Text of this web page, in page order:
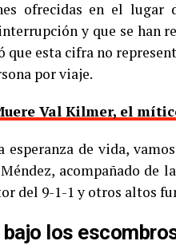
ofrecidas en el lugar
y que se han
que esta cifra no
por viaje.
Val Kilmer, el
esperanza de vida,
acompañado
del 9-1-1 y otros altos
bajo los